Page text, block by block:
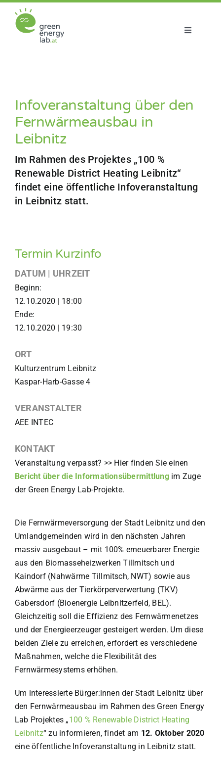
Inhalt
springen
Toggle
Aktuelles
Netzwerk
Infoveranstaltung über den
Fernwärmeausbau in
Leibnitz
Im Rahmen des Projektes „100 %
Renewable District Heating Leibnitz“
findet eine öffentliche Infoveranstaltung
in Leibnitz statt.
Termin Kurzinfo
DATUM | UHRZEIT
Beginn:
12.10.2020 | 18:00
Ende:
12.10.2020 | 19:30
ORT
Kulturzentrum Leibnitz
Kaspar-Harb-Gasse 4
VERANSTALTER
AEE INTEC
KONTAKT
Veranstaltung verpasst? >> Hier finden Sie einen
Bericht über die Informationsübermittlungim Zuge
der Green Energy Lab-Projekte.
Die Fernwärmeversorgung der Stadt Leibnitz und den
Umlandgemeinden wird in den nächsten Jahren
massiv ausgebaut – mit 100% erneuerbarer Energie
aus den Biomasseheizwerken Tillmitsch und
Kaindorf (Nahwärme Tillmitsch, NWT) sowie aus
Abwärme aus der Tierkörperverwertung (TKV)
Gabersdorf (Bioenergie Leibnitzerfeld, BEL).
Gleichzeitig soll die Effizienz des Fernwärmenetzes
und der Energieerzeuger gesteigert werden. Um diese
beiden Ziele zu erreichen, erfordert es verschiedene
Maßnahmen, welche die Flexibilität des
Fernwärmesystems erhöhen.
Um interessierte Bürger:innen der Stadt Leibnitz über
den Fernwärmeausbau im Rahmen des Green Energy
Lab Projektes „100 % Renewable District Heating
Leibnitz“ zu informieren, findet am 12. Oktober 2020
eine öffentliche Infoveranstaltung in Leibnitz statt.